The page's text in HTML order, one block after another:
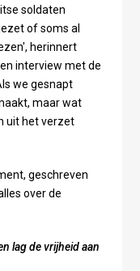
soldaten
of soms al
herinnert
interview met de
we gesnapt
maar wat
uit het verzet
geschreven
over de
aan